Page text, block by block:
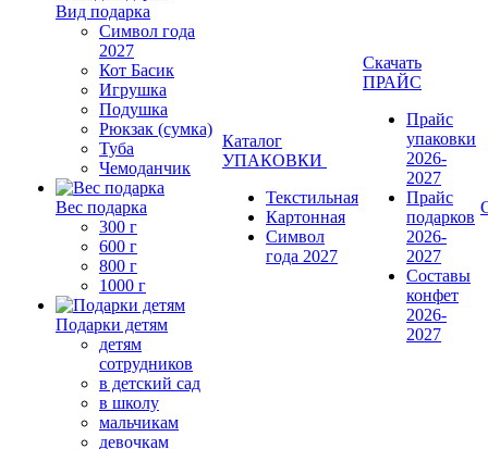
Вид подарка
Символ года
2027
Кот Басик
Игрушка
Подушка
Рюкзак (сумка)
Туба
Чемоданчик
Вес подарка
300 г
600 г
800 г
1000 г
Подарки детям
детям
сотрудников
в детский сад
в школу
мальчикам
девочкам
Каталог
УПАКОВКИ
Текстильная
Картонная
Символ
года 2027
Скачать
ПРАЙС
Прайс
упаковки
2026-
2027
Прайс
подарков
2026-
2027
Составы
конфет
2026-
2027